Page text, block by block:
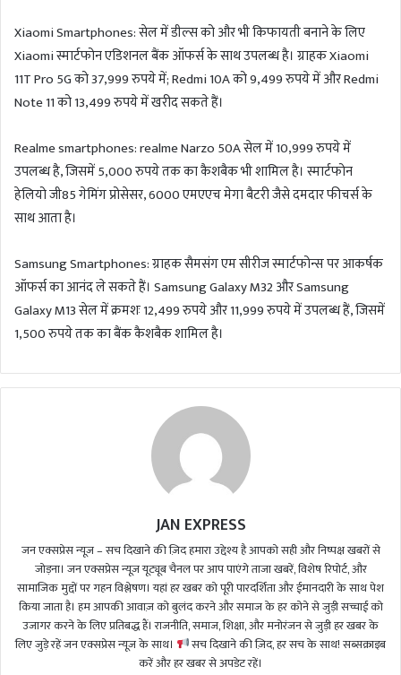
Xiaomi Smartphones: सेल में डील्स को और भी किफायती बनाने के लिए
Xiaomi स्मार्टफोन एडिशनल बैंक ऑफर्स के साथ उपलब्ध है। ग्राहक Xiaomi
11T Pro 5G को 37,999 रुपये में; Redmi 10A को 9,499 रुपये में और Redmi
Note 11 को 13,499 रुपये में खरीद सकते हैं।
Realme smartphones: realme Narzo 50A सेल में 10,999 रुपये में
उपलब्ध है, जिसमें 5,000 रुपये तक का कैशबैक भी शामिल है। स्मार्टफोन
हेलियो जी85 गेमिंग प्रोसेसर, 6000 एमएएच मेगा बैटरी जैसे दमदार फीचर्स के
साथ आता है।
Samsung Smartphones: ग्राहक सैमसंग एम सीरीज स्मार्टफोन्स पर आकर्षक
ऑफर्स का आनंद ले सकते हैं। Samsung Galaxy M32 और Samsung
Galaxy M13 सेल में क्रमशः 12,499 रुपये और 11,999 रुपये में उपलब्ध हैं, जिसमें
1,500 रुपये तक का बैंक कैशबैक शामिल है।
JAN EXPRESS
जन एक्सप्रेस न्यूज़ – सच दिखाने की ज़िद हमारा उद्देश्य है आपको सही और निष्पक्ष खबरों से
जोड़ना। जन एक्सप्रेस न्यूज़ यूट्यूब चैनल पर आप पाएंगे ताजा खबरें, विशेष रिपोर्ट, और
सामाजिक मुद्दों पर गहन विश्लेषण। यहां हर खबर को पूरी पारदर्शिता और ईमानदारी के साथ पेश
किया जाता है। हम आपकी आवाज़ को बुलंद करने और समाज के हर कोने से जुड़ी सच्चाई को
उजागर करने के लिए प्रतिबद्ध हैं। राजनीति, समाज, शिक्षा, और मनोरंजन से जुड़ी हर खबर के
लिए जुड़े रहें जन एक्सप्रेस न्यूज़ के साथ।
सच दिखाने की ज़िद, हर सच के साथ! सब्सक्राइब
करें और हर खबर से अपडेट रहें।